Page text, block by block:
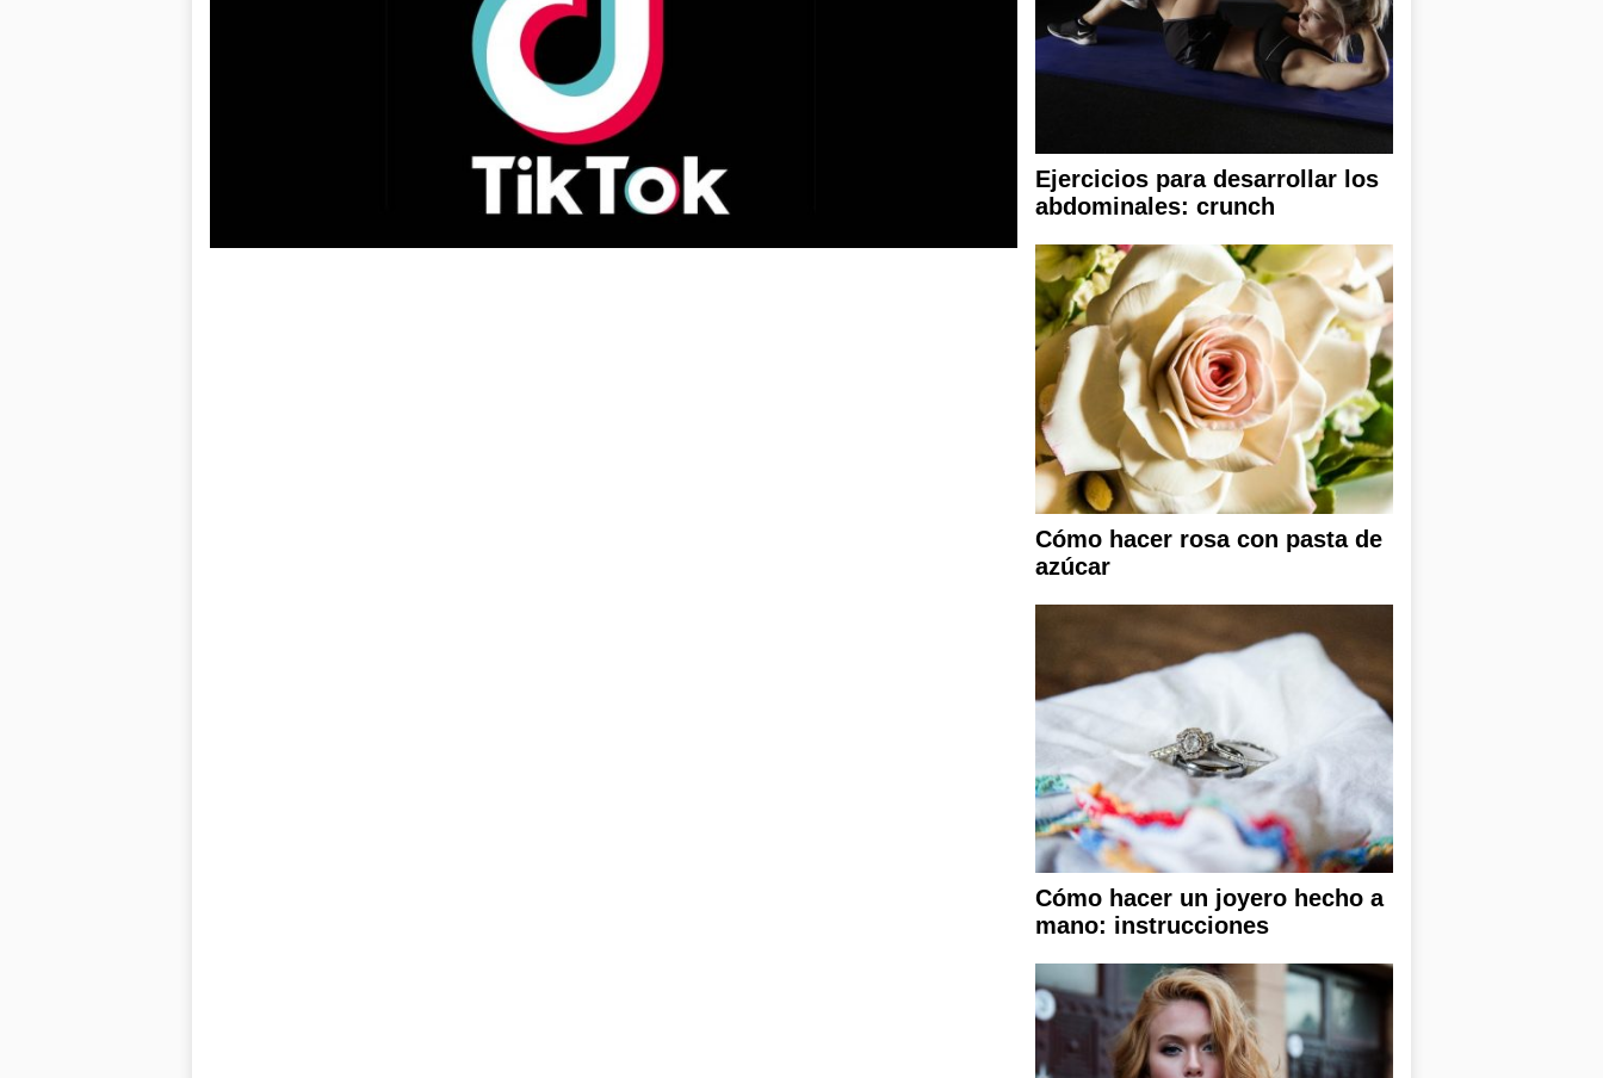
Ejercicios para desarrollar los
abdominales: crunch
Cómo hacer rosa con pasta de
azúcar
Cómo hacer un joyero hecho a
mano: instrucciones